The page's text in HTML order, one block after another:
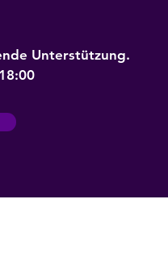
Unterstützung.